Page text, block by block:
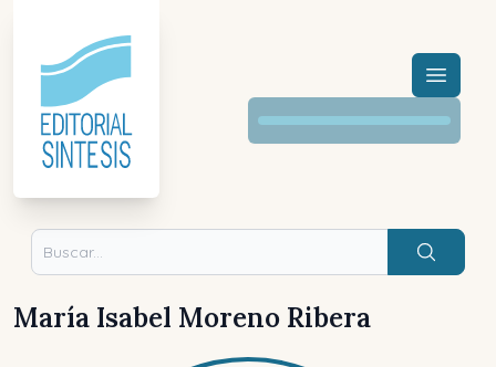
Menú
Buscar
María Isabel Moreno Ribera